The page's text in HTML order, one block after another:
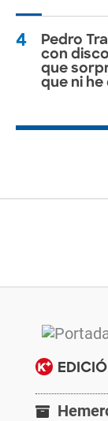
4
Pedro
con
que
que ni